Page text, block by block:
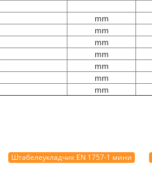
mm
mm
mm
mm
mm
mm
mm
Штабелеукладчик EN 1757-1 мини